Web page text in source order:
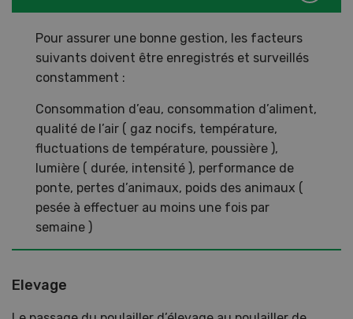
Pour assurer une bonne gestion, les facteurs
suivants doivent être enregistrés et surveillés
constamment :
Consommation d’eau, consommation d’aliment,
qualité de l’air ( gaz nocifs, température,
fluctuations de température, poussière ),
lumière ( durée, intensité ), performance de
ponte, pertes d’animaux, poids des animaux (
pesée à effectuer au moins une fois par
semaine )
Elevage